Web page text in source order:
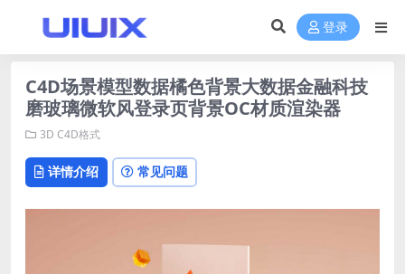
登录
C4D场景模型数据橘色背景大数据金融科技
磨玻璃微软风登录页背景OC材质渲染器
3D C4D格式
详情介绍 常见问题